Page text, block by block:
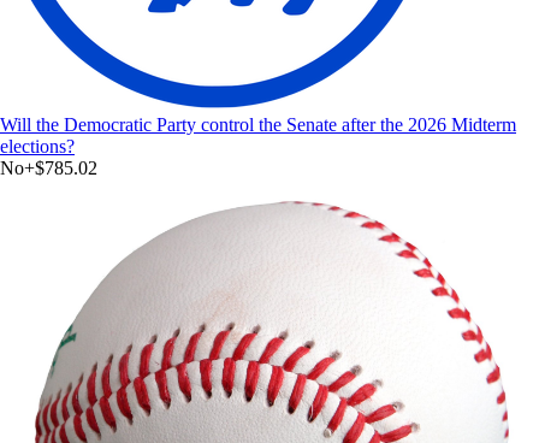
Will the Democratic Party control the Senate after the 2026 Midterm
elections?
No+$785.02